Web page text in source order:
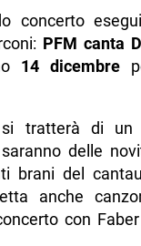
concerto
PFM canta
14 dicembre
tratterà di un
delle
brani del
anche
con